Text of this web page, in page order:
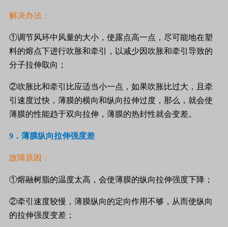
解决办法：
①调节风环中风量的大小，使露点高一点，尽可能地在塑
料的熔点下进行吹胀和牵引，以减少因吹胀和牵引导致的
分子拉伸取向；
②吹胀比和牵引比应适当小一点，如果吹胀比过大，且牵
引速度过快，薄膜的横向和纵向拉伸过度，那么，就会使
薄膜的性能趋于双向拉伸，薄膜的热封性就会变差。
9 ．薄膜纵向拉伸强度差
故障原因：
①熔融树脂的温度太高，会使薄膜的纵向拉伸强度下降；
②牵引速度较慢，薄膜纵向的定向作用不够，从而使纵向
的拉伸强度变差；